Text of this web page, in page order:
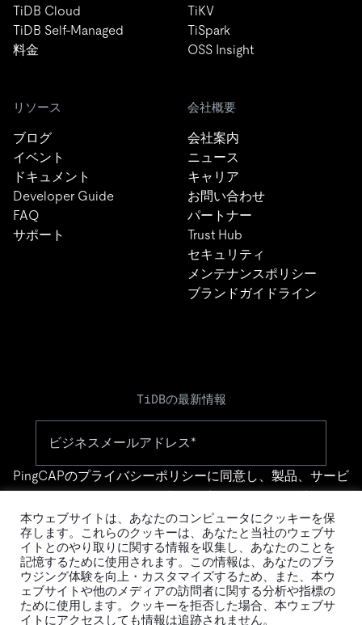
TiDB Cloud
TiDB Self-Managed
料金
TiKV
TiSpark
OSS Insight
リソース
ブログ
イベント
ドキュメント
Developer Guide
FAQ
サポート
会社概要
会社案内
ニュース
キャリア
お問い合わせ
パートナー
Trust Hub
セキュリティ
メンテナンスポリシー
ブランドガイドライン
TiDBの最新情報
PingCAPのプライバシーポリシーに同意し、製品、サービ
す。
本ウェブサイトは、あなたのコンピュータにクッキーを保
存します。これらのクッキーは、あなたと当社のウェブサ
イトとのやり取りに関する情報を収集し、あなたのことを
記憶するために使用されます。この情報は、あなたのブラ
ウジング体験を向上・カスタマイズするため、また、本ウ
ェブサイトや他のメディアの訪問者に関する分析や指標の
ために使用します。クッキーを拒否した場合、本ウェブサ
イトにアクセスしても情報は追跡されません。